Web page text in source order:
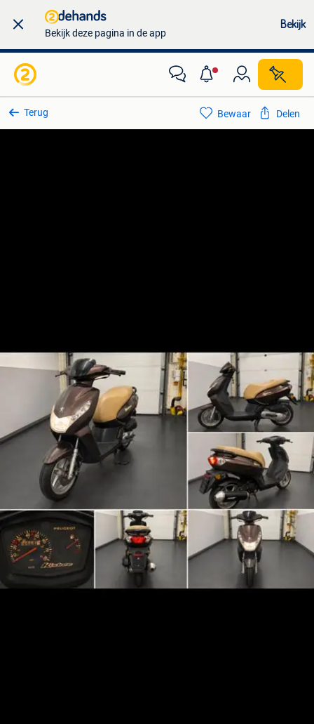
Bekijk deze pagina in de app
Bekijk
Terug Bewaar Delen